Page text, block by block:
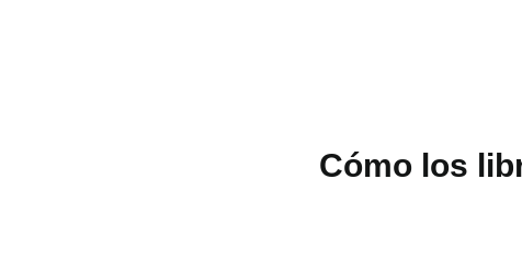
Cómo los